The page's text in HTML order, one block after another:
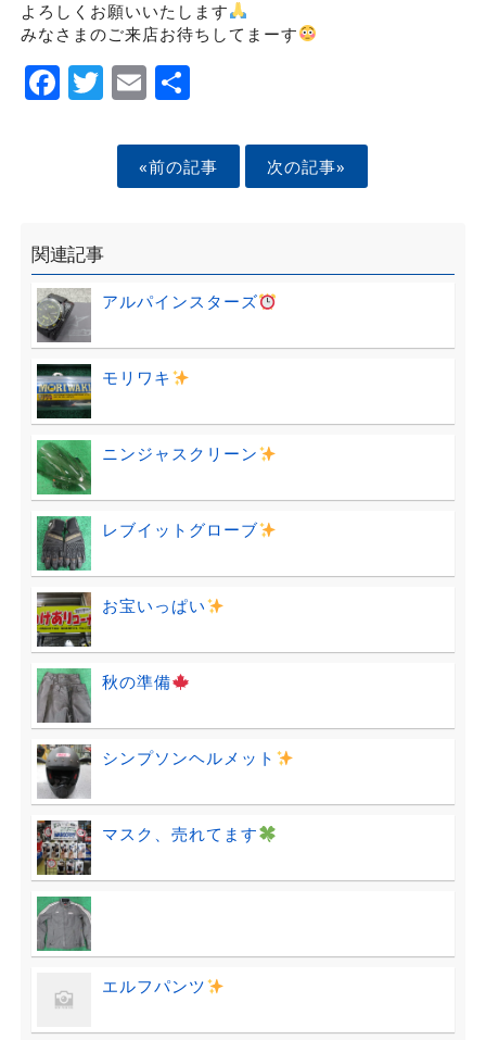
よろしくお願いいたします
みなさまのご来店お待ちしてまーす
Facebook
Twitter
EmailShare
«前の記事 次の記事»
関連記事
アルパインスターズ
モリワキ
ニンジャスクリーン
レブイットグローブ
お宝いっぱい
秋の準備
シンプソンヘルメット
マスク、売れてます
エルフパンツ